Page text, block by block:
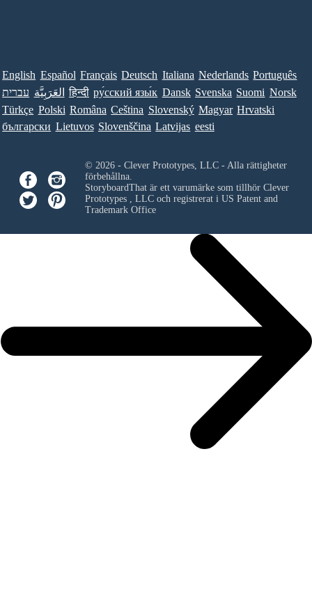
English Español Français Deutsch Italiana Nederlands Português
עברית العَرَبِيَّة हिन्दी ру́сский язы́к Dansk Svenska Suomi Norsk
Türkçe Polski Româna Ceština Slovenský Magyar Hrvatski
български Lietuvos Slovenščina Latvijas eesti
© 2026 - Clever Prototypes, LLC - Alla rättigheter
förbehållna.
StoryboardThat är ett varumärke som tillhör Clever
Prototypes , LLCoch registrerat i US Patent and
Trademark Office